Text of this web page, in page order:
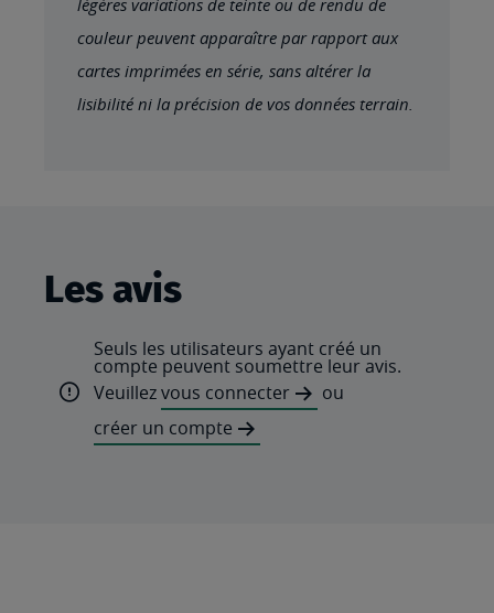
légères variations de teinte ou de rendu de
couleur peuvent apparaître par rapport aux
cartes imprimées en série, sans altérer la
lisibilité ni la précision de vos données terrain.
Les avis
Seuls les utilisateurs ayant créé un
compte peuvent soumettre leur avis.
Veuillezvous connecter
ou
créer un compte